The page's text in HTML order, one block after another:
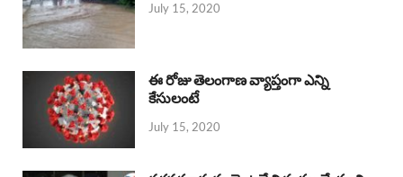
July 15, 2020
ఈ రోజు తెలంగాణ వ్యాప్తంగా ఎన్ని
కేసులంటే
July 15, 2020